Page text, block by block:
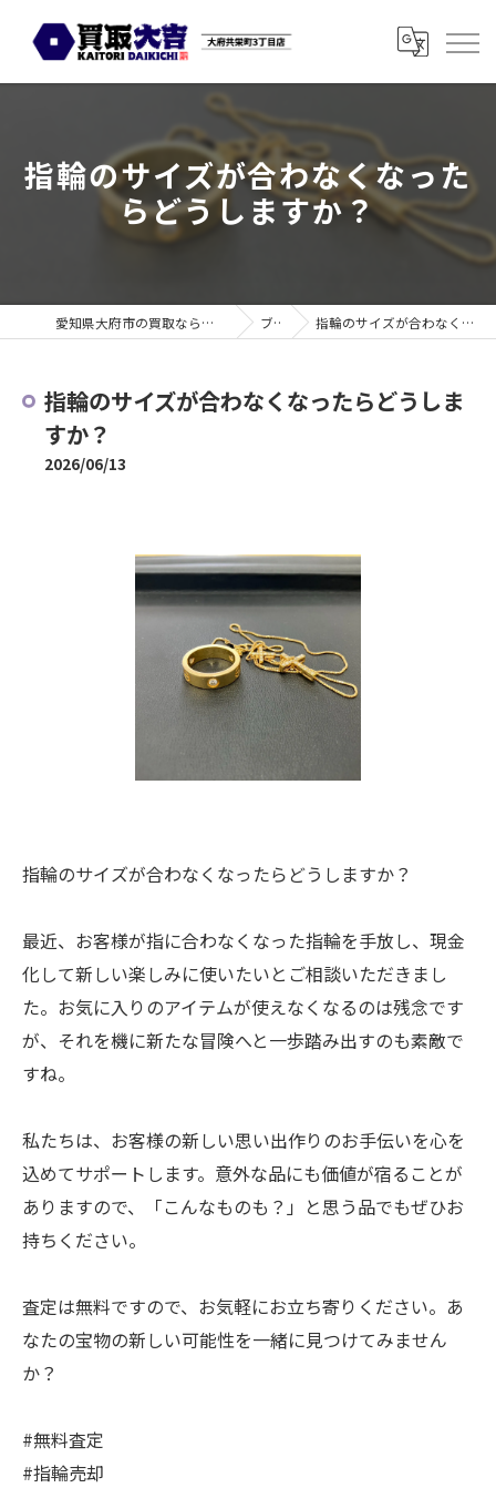
指輪のサイズが合わなくなった
らどうしますか？
愛知県大府市の買取なら買取大吉 大府共栄町3丁目店 ブログ 指輪のサイズが合わなくなったらどうしますか？
指輪のサイズが合わなくなったらどうしま
すか？
2026/06/13
指輪のサイズが合わなくなったらどうしますか？
最近、お客様が指に合わなくなった指輪を手放し、現金
化して新しい楽しみに使いたいとご相談いただきまし
た。お気に入りのアイテムが使えなくなるのは残念です
が、それを機に新たな冒険へと一歩踏み出すのも素敵で
すね。
私たちは、お客様の新しい思い出作りのお手伝いを心を
込めてサポートします。意外な品にも価値が宿ることが
ありますので、「こんなものも？」と思う品でもぜひお
持ちください。
査定は無料ですので、お気軽にお立ち寄りください。あ
なたの宝物の新しい可能性を一緒に見つけてみません
か？
#無料査定
#指輪売却